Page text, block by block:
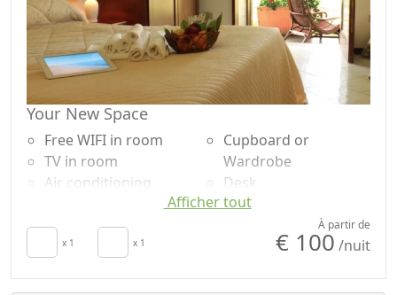
Your New Space
Free WIFI in room
TV in room
Air conditioning
Autonomous heating
Crib
Sèche-cheveux
Draps
Cupboard or
Wardrobe
Desk
Shower
Shampooing sans
plastique, pas de
Garden view
Afficher tout
x 1 x 1
À partir de
€ 100 /nuit